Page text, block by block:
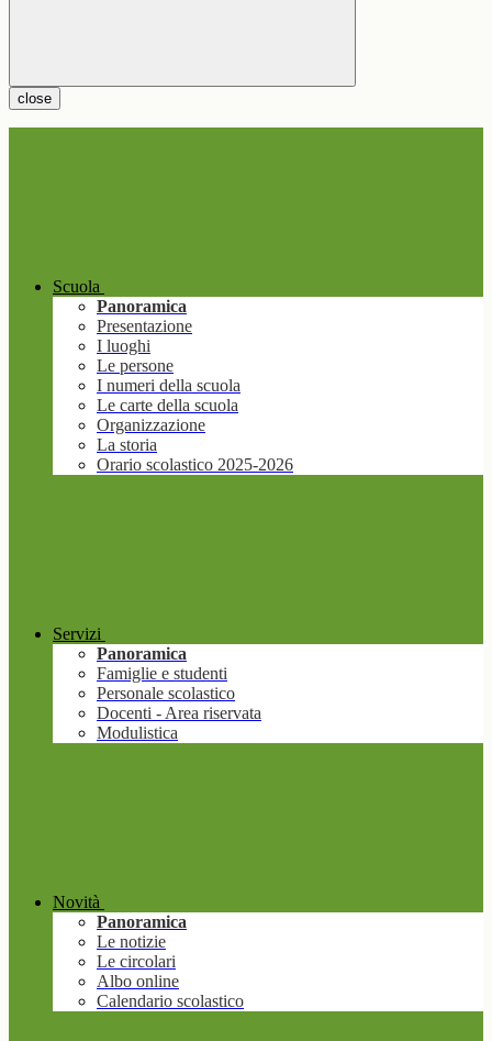
close
Scuola
Panoramica
Presentazione
I luoghi
Le persone
I numeri della scuola
Le carte della scuola
Organizzazione
La storia
Orario scolastico 2025-2026
Servizi
Panoramica
Famiglie e studenti
Personale scolastico
Docenti - Area riservata
Modulistica
Novità
Panoramica
Le notizie
Le circolari
Albo online
Calendario scolastico